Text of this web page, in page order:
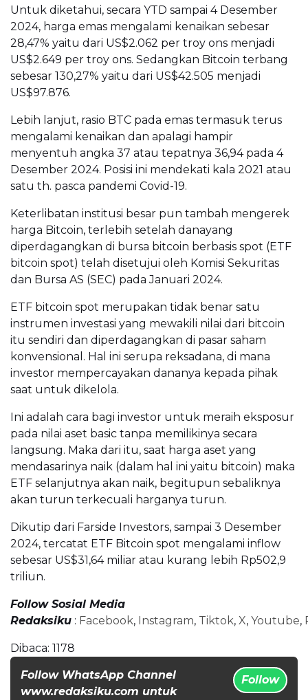
Untuk diketahui, secara YTD sampai 4 Desember
2024, harga emas mengalami kenaikan sebesar
28,47% yaitu dari US$2.062 per troy ons menjadi
US$2.649 per troy ons. Sedangkan Bitcoin terbang
sebesar 130,27% yaitu dari US$42.505 menjadi
US$97.876.
Lebih lanjut, rasio BTC pada emas termasuk terus
mengalami kenaikan dan apalagi hampir
menyentuh angka 37 atau tepatnya 36,94 pada 4
Desember 2024. Posisi ini mendekati kala 2021 atau
satu th. pasca pandemi Covid-19.
Keterlibatan institusi besar pun tambah mengerek
harga Bitcoin, terlebih setelah danayang
diperdagangkan di bursa bitcoin berbasis spot (ETF
bitcoin spot) telah disetujui oleh Komisi Sekuritas
dan Bursa AS (SEC) pada Januari 2024.
ETF bitcoin spot merupakan tidak benar satu
instrumen investasi yang mewakili nilai dari bitcoin
itu sendiri dan diperdagangkan di pasar saham
konvensional. Hal ini serupa reksadana, di mana
investor mempercayakan dananya kepada pihak
saat untuk dikelola.
Ini adalah cara bagi investor untuk meraih eksposur
pada nilai aset basic tanpa memilikinya secara
langsung. Maka dari itu, saat harga aset yang
mendasarinya naik (dalam hal ini yaitu bitcoin) maka
ETF selanjutnya akan naik, begitupun sebaliknya
akan turun terkecuali harganya turun.
Dikutip dari Farside Investors, sampai 3 Desember
2024, tercatat ETF Bitcoin spot mengalami inflow
sebesar US$31,64 miliar atau kurang lebih Rp502,9
triliun.
Follow Sosial Media
Redaksiku : Facebook, Instagram, Tiktok, X, Youtube,
Dibaca: 1178
Follow WhatsApp Channel
www.redaksiku.com untuk
Follow